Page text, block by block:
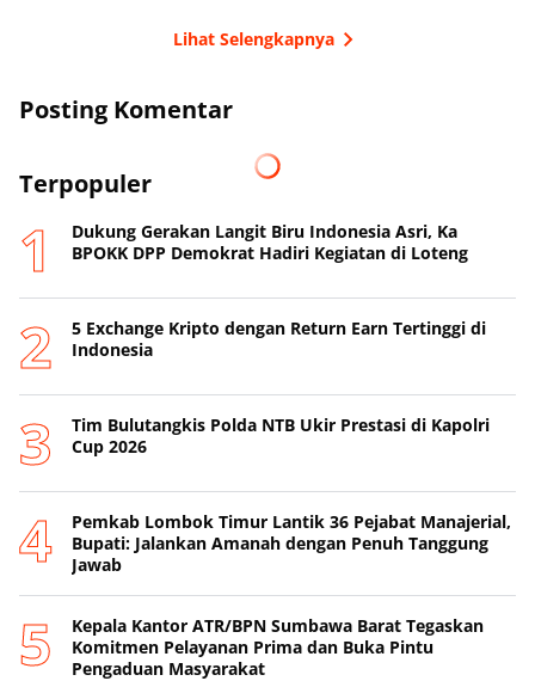
Lihat Selengkapnya
Posting Komentar
Terpopuler
Dukung Gerakan Langit Biru Indonesia Asri, Ka
BPOKK DPP Demokrat Hadiri Kegiatan di Loteng
5 Exchange Kripto dengan Return Earn Tertinggi di
Indonesia
Tim Bulutangkis Polda NTB Ukir Prestasi di Kapolri
Cup 2026
Pemkab Lombok Timur Lantik 36 Pejabat Manajerial,
Bupati: Jalankan Amanah dengan Penuh Tanggung
Jawab
Kepala Kantor ATR/BPN Sumbawa Barat Tegaskan
Komitmen Pelayanan Prima dan Buka Pintu
Pengaduan Masyarakat